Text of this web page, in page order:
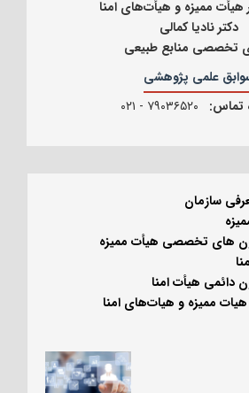
هیأت ممیزه و هیأت‌های امنا
دکتر نادیا کمالی
تخصصی منابع طبیعی
علمی پژوهشی
تماس:
سازمان
های تخصصی هیأت ممیزه
دائمی هیأت امنا
هیات ممیزه و هیات‌های امنا